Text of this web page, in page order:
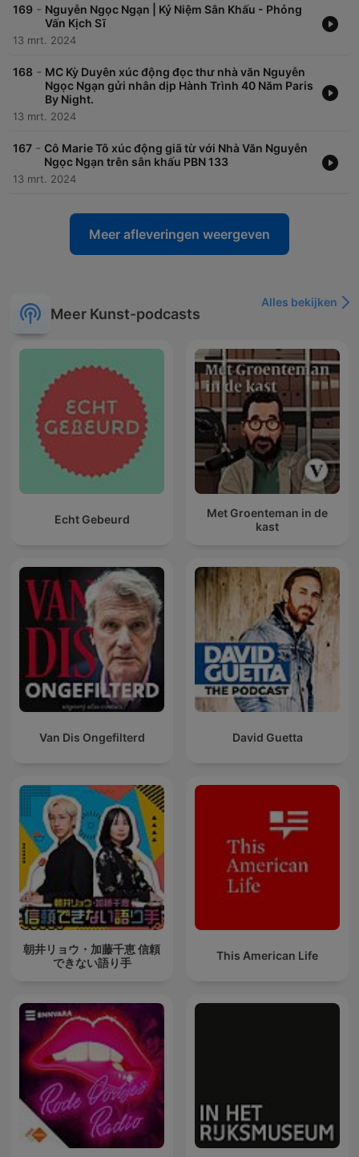
169 - Nguyễn Ngọc Ngạn | Kỷ Niệm Sân Khấu - Phỏng
Vấn Kịch Sĩ
13 mrt. 2024
168 - MC Kỳ Duyên xúc động đọc thư nhà văn Nguyễn
Ngọc Ngạn gửi nhân dịp Hành Trình 40 Năm Paris
By Night.
13 mrt. 2024
167 - Cô Marie Tô xúc động giã từ với Nhà Văn Nguyễn
Ngọc Ngạn trên sân khấu PBN 133
13 mrt. 2024
Meer afleveringen weergeven
Meer Kunst-podcasts
Alles bekijken
Echt Gebeurd
Met Groenteman in de
kast
Van Dis Ongefilterd David Guetta
朝井リョウ・加藤千恵 信頼
できない語り手
This American Life